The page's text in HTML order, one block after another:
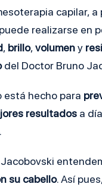
capilar,
realizarse en
, brillo,volumeny
del Doctor Bruno
está hecho para
resultados a
su cabello. Así